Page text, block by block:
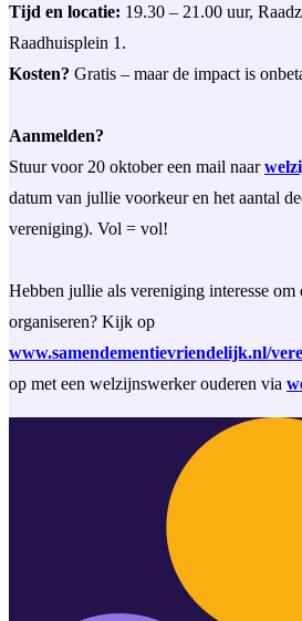
Tijd en locatie: 19.30 – 21.00 uur,
Raadhuisplein 1.
Kosten? Gratis – maar de impact is
Aanmelden?
Stuur voor 20 oktober een mail naar
datum van jullie voorkeur en het aantal
vereniging). Vol = vol!
Hebben jullie als vereniging interesse
organiseren? Kijk op
www.samendementievriendelijk.nl/
op met een welzijnswerker ouderen via